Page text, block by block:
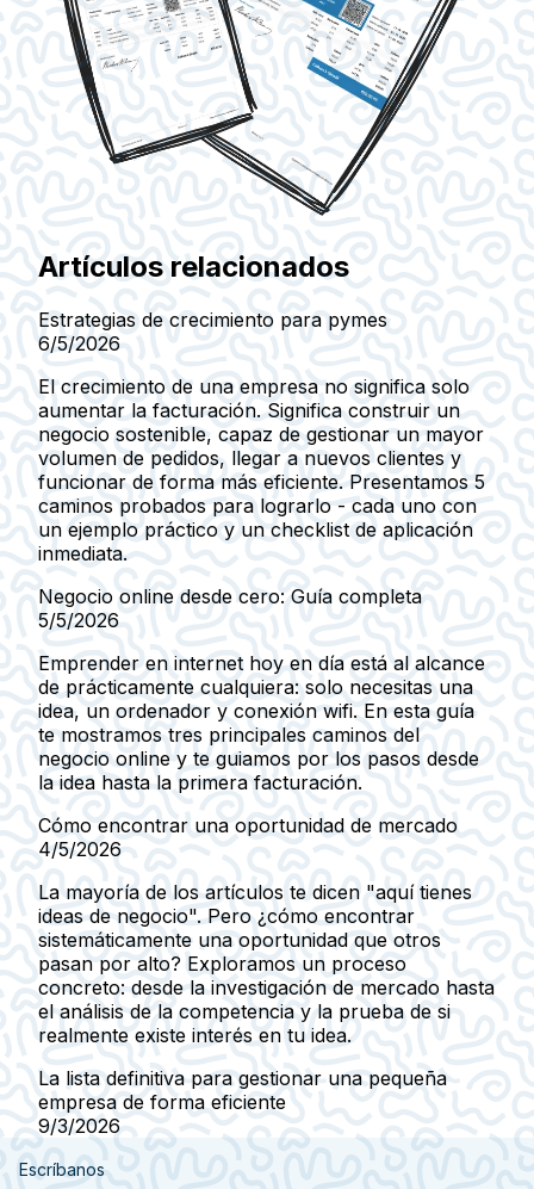
Artículos relacionados
Estrategias de crecimiento para pymes
6/5/2026
El crecimiento de una empresa no significa solo
aumentar la facturación. Significa construir un
negocio sostenible, capaz de gestionar un mayor
volumen de pedidos, llegar a nuevos clientes y
funcionar de forma más eficiente. Presentamos 5
caminos probados para lograrlo - cada uno con
un ejemplo práctico y un checklist de aplicación
inmediata.
Negocio online desde cero: Guía completa
5/5/2026
Emprender en internet hoy en día está al alcance
de prácticamente cualquiera: solo necesitas una
idea, un ordenador y conexión wifi. En esta guía
te mostramos tres principales caminos del
negocio online y te guiamos por los pasos desde
la idea hasta la primera facturación.
Cómo encontrar una oportunidad de mercado
4/5/2026
La mayoría de los artículos te dicen "aquí tienes
ideas de negocio". Pero ¿cómo encontrar
sistemáticamente una oportunidad que otros
pasan por alto? Exploramos un proceso
concreto: desde la investigación de mercado hasta
el análisis de la competencia y la prueba de si
realmente existe interés en tu idea.
La lista definitiva para gestionar una pequeña
empresa de forma eficiente
9/3/2026
Escríbanos